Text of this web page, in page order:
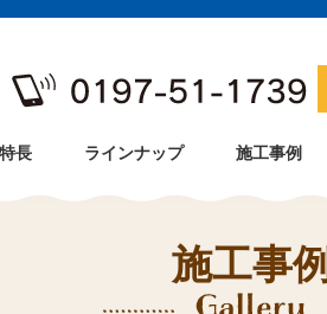
特長 ラインナップ 施工事例
施工事例